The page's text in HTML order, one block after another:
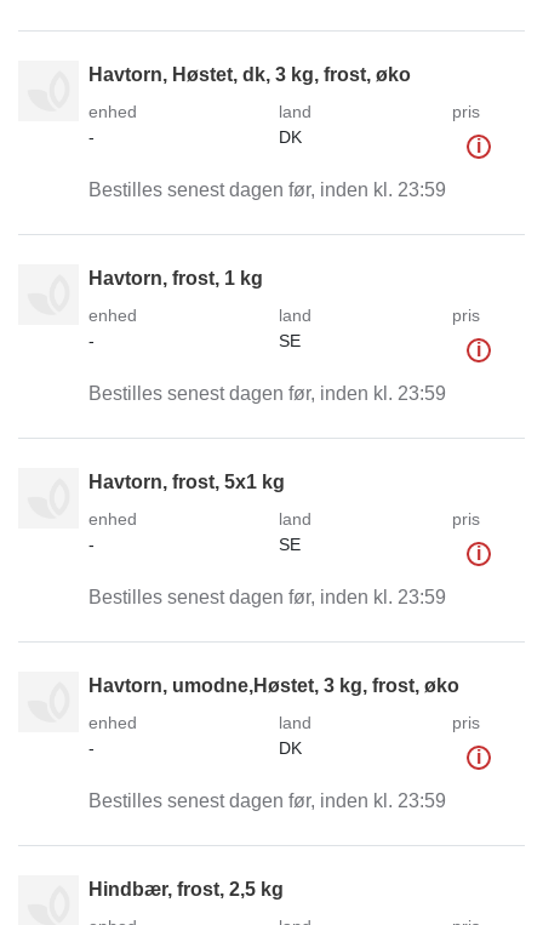
Havtorn, Høstet, dk, 3 kg, frost, øko
enhed
-
land
DK
pris
i
Bestilles senest dagen før, inden kl. 23:59
Havtorn, frost, 1 kg
enhed
-
land
SE
pris
i
Bestilles senest dagen før, inden kl. 23:59
Havtorn, frost, 5x1 kg
enhed
-
land
SE
pris
i
Bestilles senest dagen før, inden kl. 23:59
Havtorn, umodne,Høstet, 3 kg, frost, øko
enhed
-
land
DK
pris
i
Bestilles senest dagen før, inden kl. 23:59
Hindbær, frost, 2,5 kg